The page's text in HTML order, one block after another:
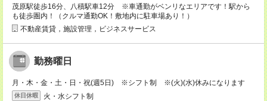
茂原駅徒歩16分、八積駅車12分 ※車通勤がベンリなエリアです！駅から
も徒歩圏内！（クルマ通勤OK！敷地内に駐車場あり！）
不動産賃貸，施設管理，ビジネスサービス
勤務曜日
月・木・金・土・日・祝(週5日) ※シフト制 ※(火)(水)休みになります
休日休暇 火・水シフト制